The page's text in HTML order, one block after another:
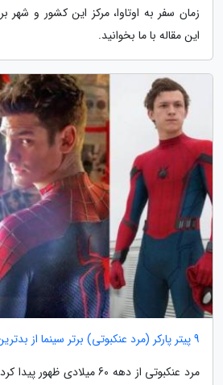
زمان سفر به اوتاوا، مرکز این کشور و شهر
این مقاله با ما بخوانید.
9 پیتر پارکر (مرد عنکبوتی) برتر سینما از بدترین تا بهترین
مرد عنکبوتی از دهه 60 میلادی